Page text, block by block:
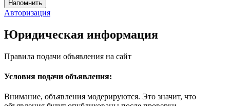
Авторизация
Юридическая информация
Правила подачи объявления на сайт
Условия подачи объявления:
Внимание, объявления модерируются. Это значит, что